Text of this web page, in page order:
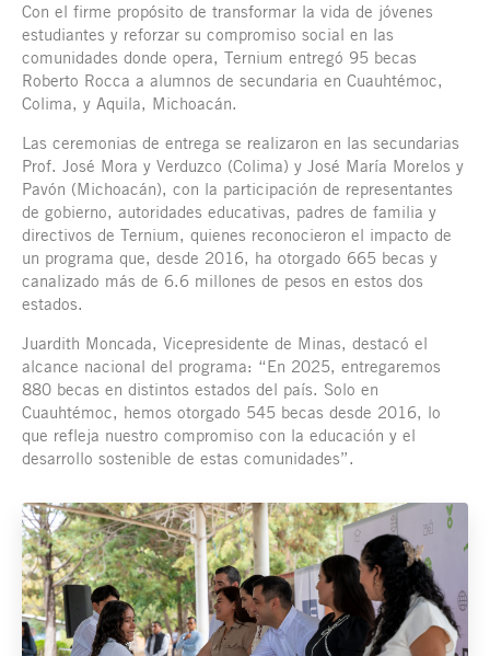
Con el firme propósito de transformar la vida de jóvenes
estudiantes y reforzar su compromiso social en las
comunidades donde opera, Ternium entregó 95 becas
Roberto Rocca a alumnos de secundaria en Cuauhtémoc,
Colima, y Aquila, Michoacán.
Las ceremonias de entrega se realizaron en las secundarias
Prof. José Mora y Verduzco (Colima) y José María Morelos y
Pavón (Michoacán), con la participación de representantes
de gobierno, autoridades educativas, padres de familia y
directivos de Ternium, quienes reconocieron el impacto de
un programa que, desde 2016, ha otorgado 665 becas y
canalizado más de 6.6 millones de pesos en estos dos
estados.
Juardith Moncada, Vicepresidente de Minas, destacó el
alcance nacional del programa: “En 2025, entregaremos
880 becas en distintos estados del país. Solo en
Cuauhtémoc, hemos otorgado 545 becas desde 2016, lo
que refleja nuestro compromiso con la educación y el
desarrollo sostenible de estas comunidades”.